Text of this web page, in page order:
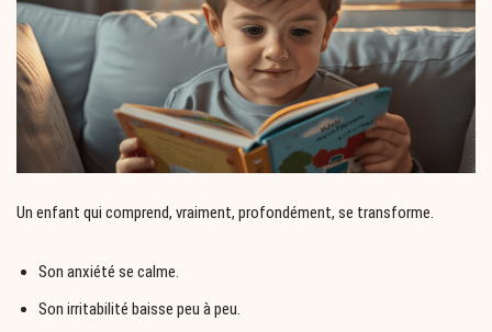
Un enfant qui comprend, vraiment, profondément, se transforme.
Son anxiété se calme.
Son irritabilité baisse peu à peu.